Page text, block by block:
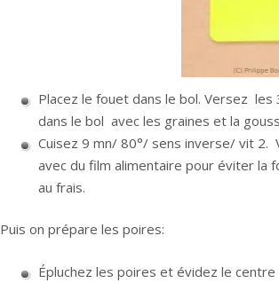
Placez le fouet dans le bol. Versez
dans le bol avec les graines et la
Cuisez 9 mn/ 80°/ sens inverse/ vit 2.
avec du film alimentaire pour éviter la
au frais.
Puis on prépare les poires:
Épluchez les poires et évidez le centre